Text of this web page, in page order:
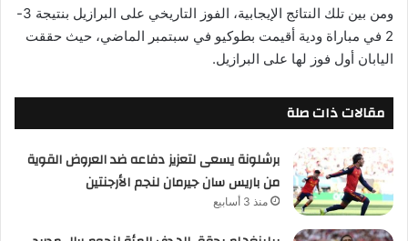
ومن بين تلك النتائج الإيجابية، الفوز التاريخي على البرازيل بنتيجة 3-
2 في مباراة ودية أقيمت بطوكيو في سبتمبر الماضي، حيث حققت
اليابان أول فوز لها على البرازيل.
مقالات ذات صلة
برشلونة يسعى لتعزيز دفاعه ضد العروض القوية
من باريس سان جيرمان لنجم الأرجنتين
منذ 3 أسابيع